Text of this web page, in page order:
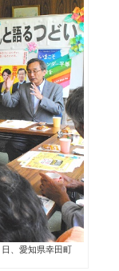
、愛知県幸田町